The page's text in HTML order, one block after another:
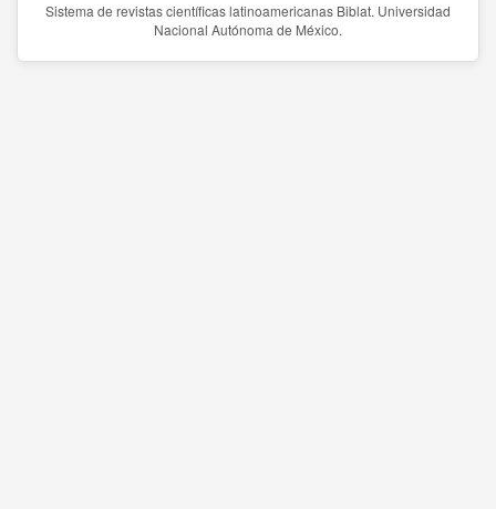
Sistema de revistas científicas latinoamericanas Biblat. Universidad
Nacional Autónoma de México.